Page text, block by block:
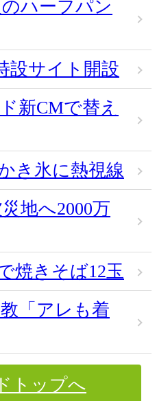
のハーフパン
設サイト開設
新CMで替え
き氷に熱視線
地へ2000万
焼きそば12玉
「アレも着
トップへ